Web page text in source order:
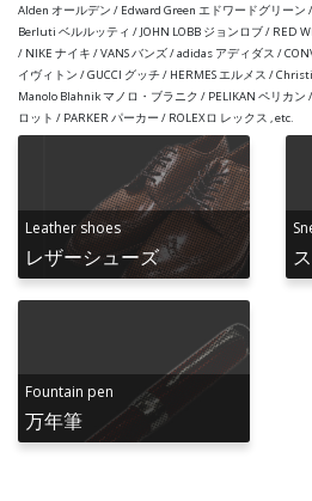
Alden オールデン / Edward Green エドワードグリーン
Berluti ベルルッティ / JOHN LOBB ジョンロブ / RED
/ NIKE ナイキ / VANS バンズ / adidas アディダス /
イヴィトン / GUCCI グッチ / HERMES エルメス /
Manolo Blahnik マノロ・ブラニク / PELIKAN ペリカン
ロット / PARKER パーカー / ROLEXロ レックス , etc.
Leather shoes
レザーシューズ
Fountain pen
万年筆